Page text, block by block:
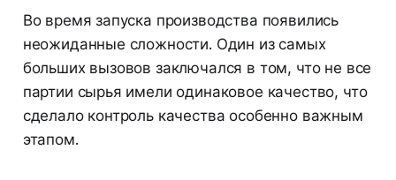
Во время запуска производства появились
неожиданные сложности. Один из самых
больших вызовов заключался в том, что не все
партии сырья имели одинаковое качество, что
сделало контроль качества особенно важным
этапом.